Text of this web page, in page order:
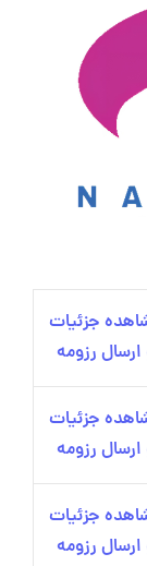
جزئیات
ارسال رزومه
جزئیات
ارسال رزومه
جزئیات
ارسال رزومه